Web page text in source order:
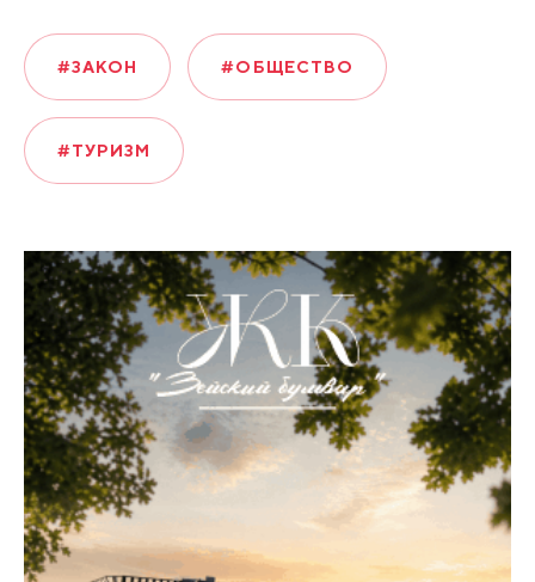
#ЗАКОН #ОБЩЕСТВО
#ТУРИЗМ